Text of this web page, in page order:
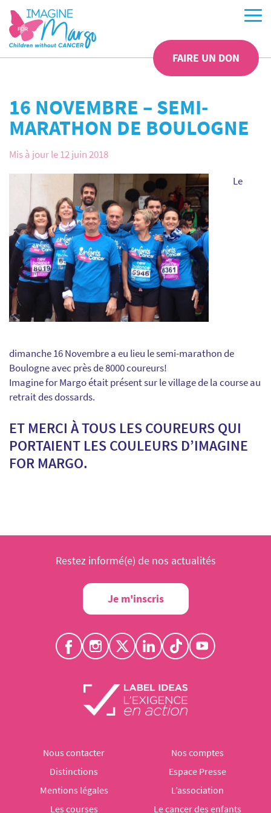
FAIRE UN DON
16 NOVEMBRE – SEMI-
MARATHON DE BOULOGNE
Mis à jour le 12 juin 2018
Le
dimanche 16 Novembre a eu lieu le semi-marathon de
Boulogne avec près de 8000 coureurs!
Imagine for Margo était présent sur le village de la course au
retrait des dossards.
ET MERCI À TOUS LES COUREURS QUI
PORTAIENT LES COULEURS D’IMAGINE
FOR MARGO.
Restez informé(e) de nos actualités
Je m'inscris
Nous contacter
Nos comptes
Distinctions
Espace Presse
Mentions légales
L’association
Les courses
Le cancer des enfants